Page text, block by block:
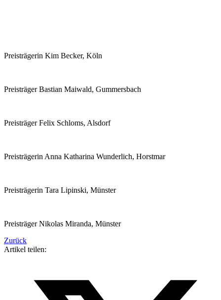
Preisträgerin Kim Becker, Köln
Preisträger Bastian Maiwald, Gummersbach
Preisträger Felix Schloms, Alsdorf
Preisträgerin Anna Katharina Wunderlich, Horstmar
Preisträgerin Tara Lipinski, Münster
Preisträger Nikolas Miranda, Münster
Zurück
Artikel teilen: